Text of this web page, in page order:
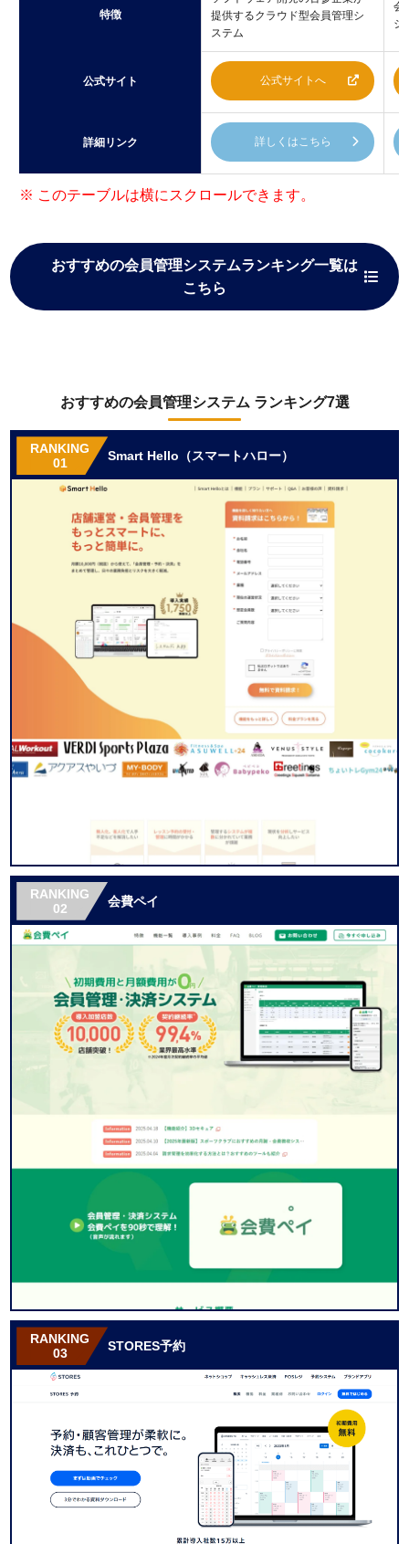
特徴
提供するクラウド型会員管理シ
ステム
会
シ
公式サイト 公式サイトへ
詳細リンク 詳しくはこちら
おすすめの会員管理システムランキング一覧は
こちら
おすすめの会員管理システム ランキング7選
RANKING
01
Smart Hello（スマートハロー）
RANKING
02
会費ペイ
RANKING
03
STORES予約